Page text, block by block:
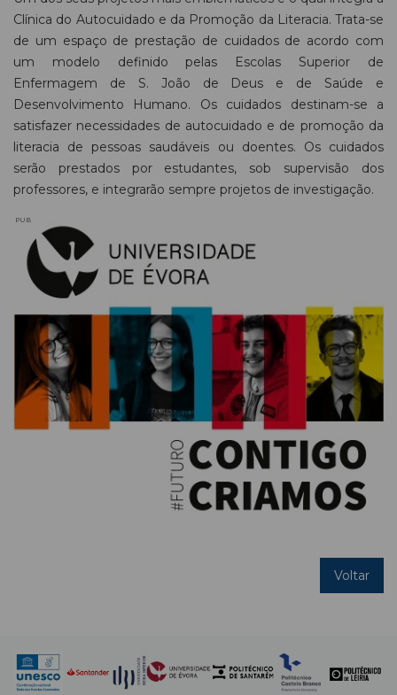
Clínica do Autocuidado e da Promoção da Literacia. Trata-se
de um espaço de prestação de cuidados de acordo com
um modelo definido pelas Escolas Superior de
Enfermagem de S. João de Deus e de Saúde e
Desenvolvimento Humano. Os cuidados destinam-se a
satisfazer necessidades de autocuidado e de promoção da
literacia de pessoas saudáveis ou doentes. Os cuidados
serão prestados por estudantes, sob supervisão dos
professores, e integrarão sempre projetos de investigação.
PUB
Voltar